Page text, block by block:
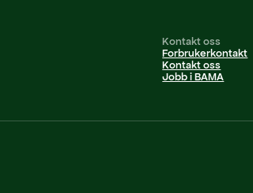
Kontakt oss
Forbrukerkontakt
Kontakt oss
Jobb i BAMA